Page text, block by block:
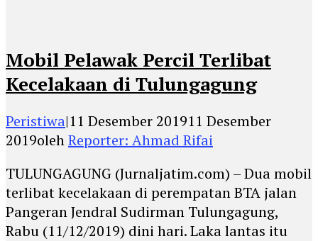
Mobil Pelawak Percil Terlibat
Kecelakaan di Tulungagung
Peristiwa|11 Desember 201911 Desember
2019olehReporter: Ahmad Rifai
TULUNGAGUNG (Jurnaljatim.com) – Dua mobil
terlibat kecelakaan di perempatan BTA jalan
Pangeran Jendral Sudirman Tulungagung,
Rabu (11/12/2019) dini hari. Laka lantas itu